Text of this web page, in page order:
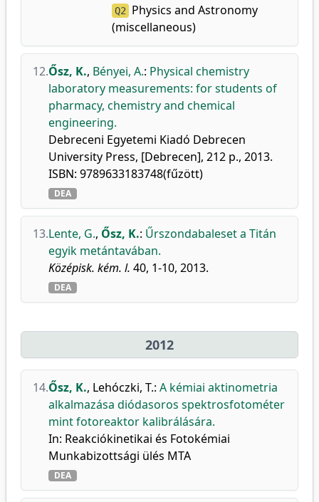
Q2
Physics and Astronomy
(miscellaneous)
12.Ősz, K., Bényei, A.: Physical chemistry
laboratory measurements: for students of
pharmacy, chemistry and chemical
engineering.
Debreceni Egyetemi Kiadó Debrecen
University Press, [Debrecen], 212 p., 2013.
ISBN: 9789633183748(fűzött)
DEA
13.Lente, G., Ősz, K.: Űrszondabaleset a Titán
egyik metántavában.
Középisk. kém. l. 40, 1-10, 2013.
DEA
2012
14.Ősz, K., Lehóczki, T.: A kémiai aktinometria
alkalmazása diódasoros spektrosfotométer
mint fotoreaktor kalibrálására.
In: Reakciókinetikai és Fotokémiai
Munkabizottsági ülés MTA
DEA